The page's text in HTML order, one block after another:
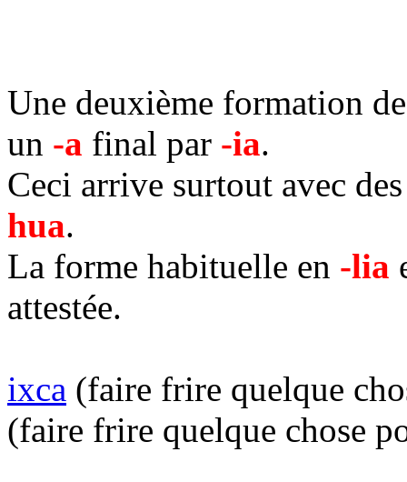
Une deuxième formation
un -a final par -ia.
Ceci arrive surtout avec
hua.
La forme habituelle en -lia
attestée.
ixca (faire frire quelque
(faire frire quelque chose